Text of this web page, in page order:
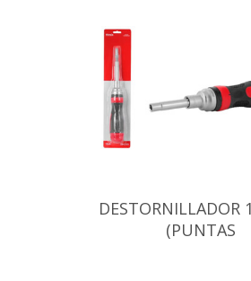
DESTORNILLADOR
(PUNTAS